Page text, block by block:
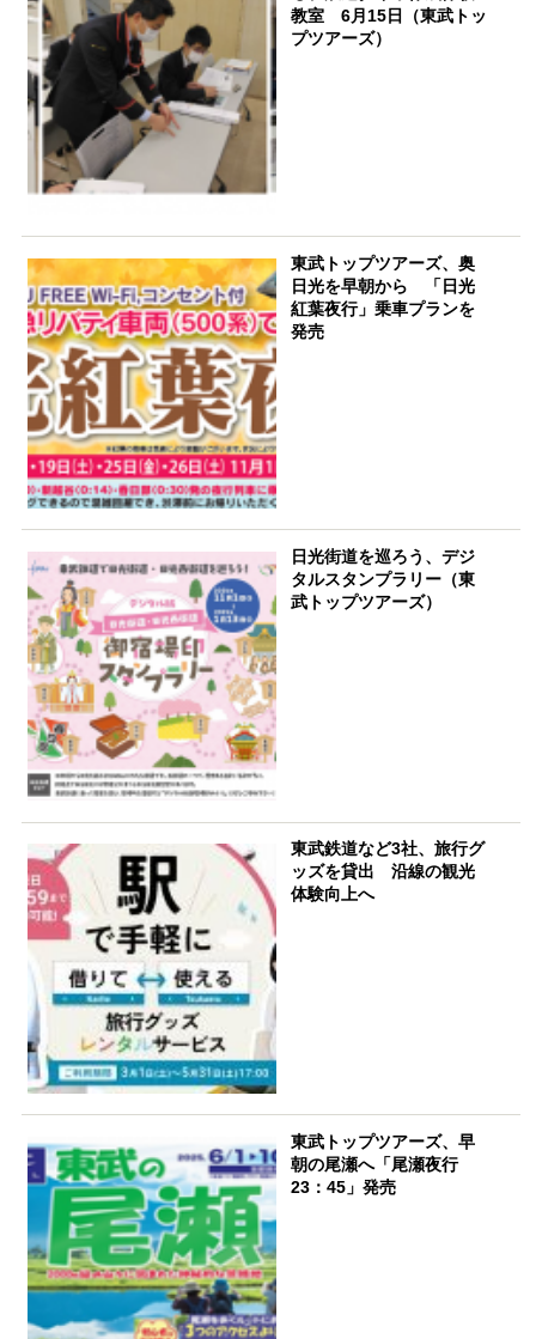
教室 6月15日（東武トッ
プツアーズ）
東武トップツアーズ、奥
日光を早朝から 「日光
紅葉夜行」乗車プランを
発売
日光街道を巡ろう、デジ
タルスタンプラリー（東
武トップツアーズ）
東武鉄道など3社、旅行グ
ッズを貸出 沿線の観光
体験向上へ
東武トップツアーズ、早
朝の尾瀬へ「尾瀬夜行
23：45」発売